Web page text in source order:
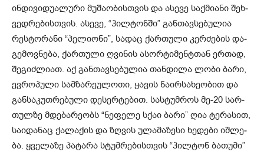
ინ­დი­ვი­დუ­ა­ლუ­რი მუ­შა­ო­ბის­თვის და ასე­ვე საქ­მი­ა­ნი შეხ­
ვედ­რე­ბის­თვის. ასე­ვე, “ჰილ­ტონ­ში” გან­თავ­სე­ბუ­ლია
რეს­ტო­რა­ნი “პე­ლი­ო­ნი”, სა­დაც ქარ­თუ­ლი კერ­ძე­ბის და­
გე­მოვ­ნე­ბა, ქარ­თუ­ლი ღვი­ნის ასორ­ტი­მენ­ტთან ერ­თად,
შე­გიძ­ლი­ათ. აქ გან­თავ­სე­ბუ­ლია თან­დი­ლა ლობი ბარი,
ევ­რო­პუ­ლი სამ­ზა­რე­უ­ლო­თი, ყა­ვის ნა­ირ­სა­ხე­ო­ბით და
გან­სა­კუთ­რე­ბუ­ლი დე­სერ­ტე­ბით. სას­ტუმ­როს მე-20 სარ­
თულ­ზე მდე­ბა­რე­ობს “ნე­ფე­ლე სქაი ბარი” ღია ტე­რა­სით,
სა­ი­და­ნაც ქა­ლა­ქის და ზღვის ულა­მა­ზე­სი ხე­დე­ბი იშ­ლე­
ბა. ყვე­ლა­ზე პა­ტა­რა სტუმ­რე­ბის­თვის “ჰილ­ტონ ბა­თუ­მი”